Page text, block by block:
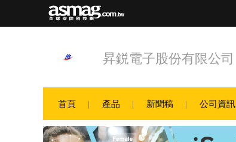
昇鋭電子股份有限公司
首頁 產品 新聞稿 公司資訊